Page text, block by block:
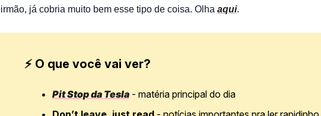
irmão, já cobria muito bem esse tipo de coisa. Olha aqui.
⚡ O que você vai ver?
Pit Stop da Tesla - matéria principal do dia